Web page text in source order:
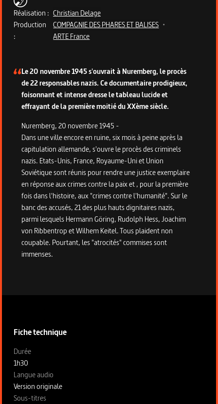
Réalisation : Christian Delage
Production
:
COMPAGNIE DES PHARES ET BALISES •
ARTE France
Le 20 novembre 1945 s'ouvrait à Nuremberg, le procès
de 22 responsables nazis. Ce documentaire prodigieux,
foisonnant et intense dresse le tableau lucide et
effrayant de la première moitié du XXème siècle.
Nuremberg, 20 novembre 1945 -
Dans une ville encore en ruine, six mois à peine après la
capitulation allemande, s'ouvre le procès des criminels
nazis. Etats-Unis, France, Royaume-Uni et Union
Soviétique sont réunis pour rendre une justice exemplaire
en réponse aux crimes contre la paix et , pour la première
fois dans l'histoire, aux "crimes contre l'humanité". Sur le
banc des accusés, 21 des plus hauts dignitaires nazis,
parmi lesquels Hermann Göring, Rudolph Hess, Joachim
von Ribbentrop et Wilhem Keitel. Tous plaident non
coupable. Pourtant, les "atrocités" commises sont
immenses.
Fiche technique
Fiche technique section gauche
Durée
1h30
Langue audio
Version originale
Sous-titres